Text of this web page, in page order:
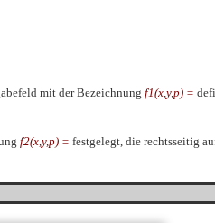
mit der Bezeichnung f1(x,y,p) =
f2(x,y,p) = festgelegt, die rechtsseitig